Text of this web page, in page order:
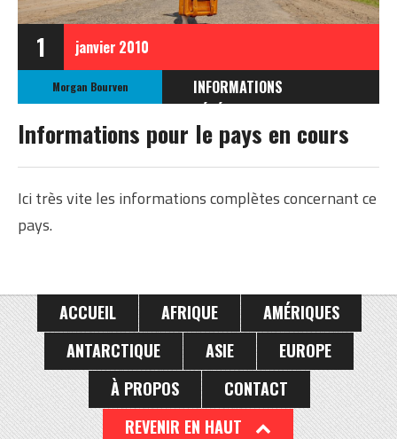
1 janvier 2010
Morgan Bourven
INFORMATIONS
Informations pour le pays en cours
Ici très vite les informations complètes concernant ce
pays.
ACCUEIL AFRIQUE
AMÉRIQUES
ANTARCTIQUE
ASIE
EUROPE
À PROPOS
CONTACT
REVENIR EN HAUT